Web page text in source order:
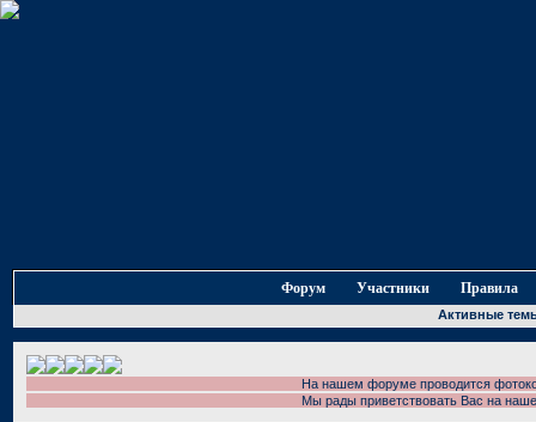
Форум Участники Правила
Активные
На нашем форуме проводится
Мы рады приветствовать Вас на